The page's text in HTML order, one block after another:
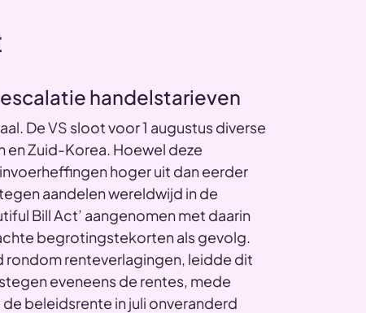
handelstarieven
De VS sloot voor 1 augustus diverse
en Zuid-Korea. Hoewel deze
hoger uit dan eerder
aandelen wereldwijd in de
Bill Act’ aangenomen met daarin
begrotingstekorten als gevolg.
rondom renteverlagingen, leidde dit
eveneens de rentes, mede
beleidsrente in juli onveranderd